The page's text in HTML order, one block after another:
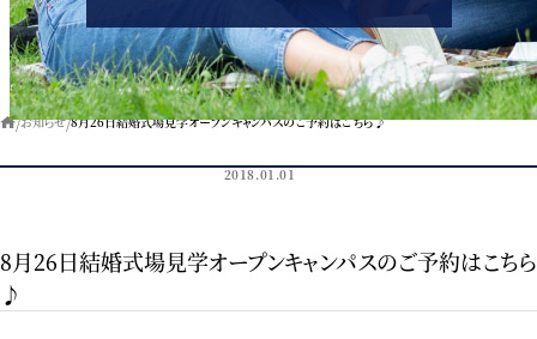
お知らせ 8月26日結婚式場見学オープンキャンパスのご予約はこちら♪
2018.01.01
8月26日結婚式場見学オープンキャンパスのご予約はこちら
♪